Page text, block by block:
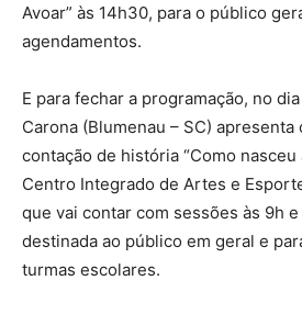
Avoar” às 14h30, para o público
agendamentos.
E para fechar a programação, no
Carona (Blumenau – SC)
contação de história “Como nasceu
Centro Integrado de Artes e
que vai contar com sessões às 9h
destinada ao público em geral e
turmas escolares.